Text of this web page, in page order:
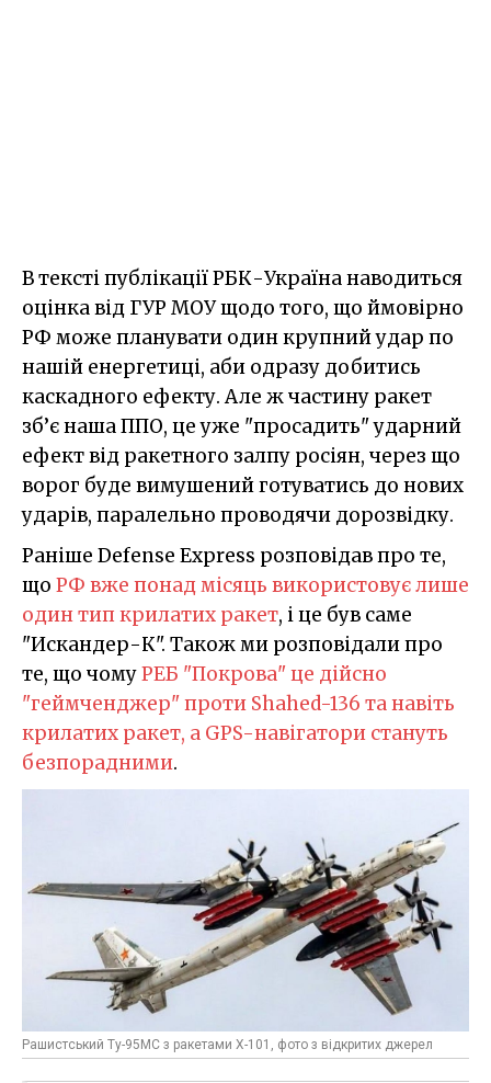
В тексті публікації РБК-Україна наводиться
оцінка від ГУР МОУ щодо того, що ймовірно
РФ може планувати один крупний удар по
нашій енергетиці, аби одразу добитись
каскадного ефекту. Але ж частину ракет
зб’є наша ППО, це уже "просадить" ударний
ефект від ракетного залпу росіян, через що
ворог буде вимушений готуватись до нових
ударів, паралельно проводячи дорозвідку.
Раніше Defense Express розповідав про те,
що РФ вже понад місяць використовує лише
один тип крилатих ракет, і це був саме
"Искандер-К". Також ми розповідали про
те, що чомуРЕБ "Покрова" це дійсно
"геймченджер" проти Shahed-136 та навіть
крилатих ракет, а GPS-навігатори стануть
безпорадними.
Рашистський Ту-95МС з ракетами Х-101, фото з відкритих джерел